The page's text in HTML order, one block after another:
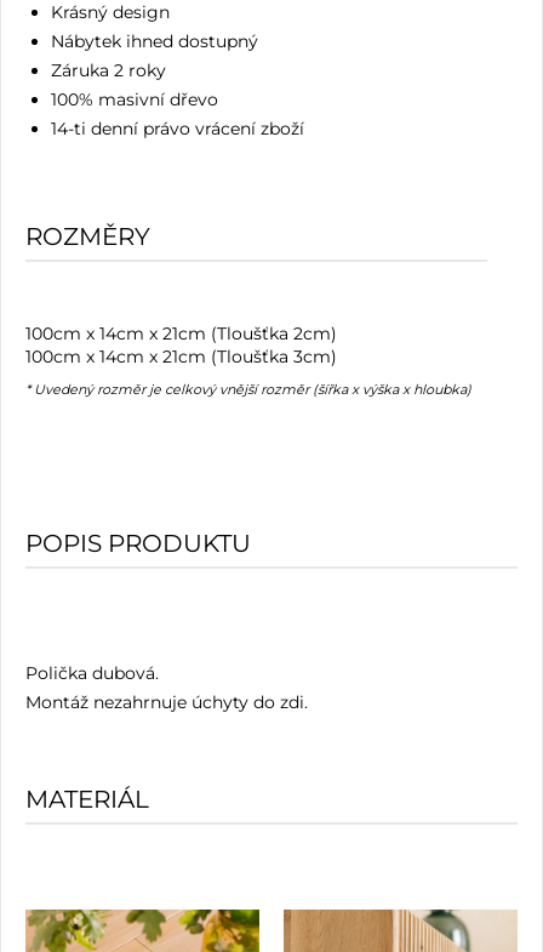
Krásný design
Nábytek ihned dostupný
Záruka 2 roky
100% masivní dřevo
14-ti denní právo vrácení zboží
ROZMĚRY
100cm x 14cm x 21cm (Tloušťka 2cm)
100cm x 14cm x 21cm (Tloušťka 3cm)
* Uvedený rozměr je celkový vnější rozměr (šířka x výška x hloubka)
POPIS PRODUKTU
Polička dubová.
Montáž nezahrnuje úchyty do zdi.
MATERIÁL